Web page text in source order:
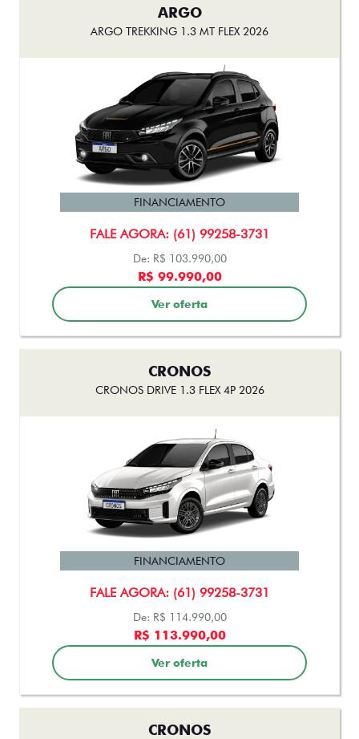
ARGO
ARGO TREKKING 1.3 MT FLEX 2026
FALE AGORA: (61) 99258-3731
FINANCIAMENTO
De: R$ 103.990,00
R$ 99.990,00
Ver oferta
CRONOS
CRONOS DRIVE 1.3 FLEX 4P 2026
FALE AGORA: (61) 99258-3731
FINANCIAMENTO
De: R$ 114.990,00
R$ 113.990,00
Ver oferta
CRONOS